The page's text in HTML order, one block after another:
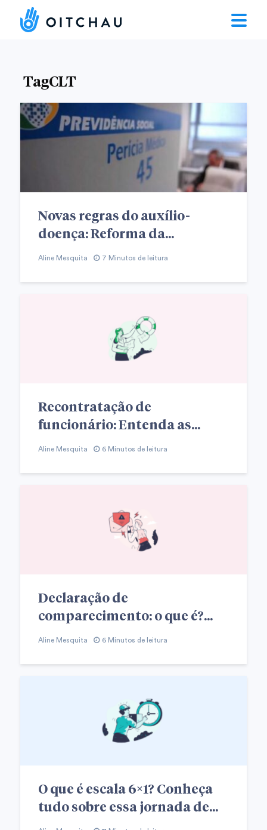
TagCLT
Novas regras do auxílio-
doença: Reforma da...
Aline Mesquita 7 Minutos de leitura
Recontratação de
funcionário: Entenda as...
Aline Mesquita 6 Minutos de leitura
Declaração de
comparecimento: o que é?...
Aline Mesquita 6 Minutos de leitura
O que é escala 6×1? Conheça
tudo sobre essa jornada de...